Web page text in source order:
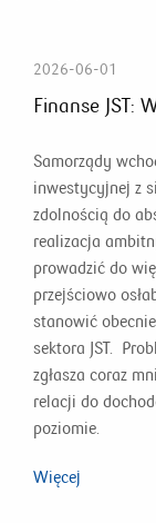
2026-06-01
Finanse JST:
Samorządy
inwestycyjnej z
zdolnością do
realizacja
prowadzić do
przejściowo
stanowić
sektora JST.
zgłasza coraz
relacji do
poziomie.
Więcej